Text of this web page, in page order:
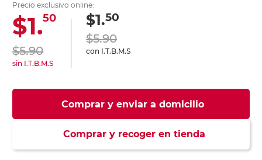
Precio exclusivo online:
$1.50
$5.90
sin I.T.B.M.S
$1.50
$5.90
con I.T.B.M.S
Comprar y enviar a domicilio
Comprar y recoger en tienda